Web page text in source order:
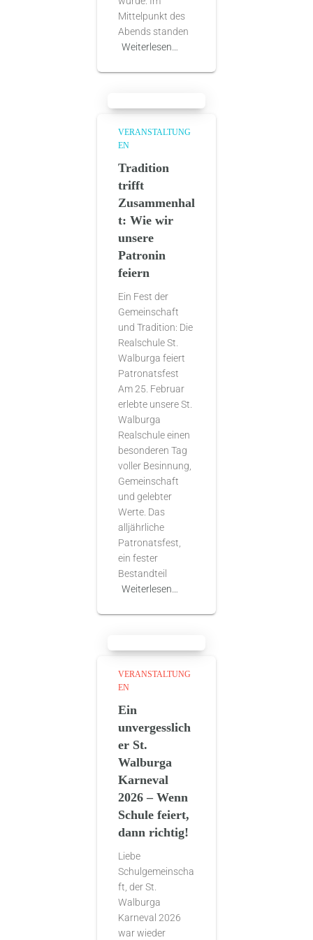
Mittelpunkt des
Abends standen
Weiterlesen…
VERANSTALTUNG
EN
Tradition
trifft
Zusammenhal
t: Wie wir
unsere
Patronin
feiern
Ein Fest der
Gemeinschaft
und Tradition: Die
Realschule St.
Walburga feiert
Patronatsfest
Am 25. Februar
erlebte unsere St.
Walburga
Realschule einen
besonderen Tag
voller Besinnung,
Gemeinschaft
und gelebter
Werte. Das
alljährliche
Patronatsfest,
ein fester
Bestandteil
Weiterlesen…
VERANSTALTUNG
EN
Ein
unvergesslich
er St.
Walburga
Karneval
2026 – Wenn
Schule feiert,
dann richtig!
Liebe
Schulgemeinscha
ft, der St.
Walburga
Karneval 2026
war wieder